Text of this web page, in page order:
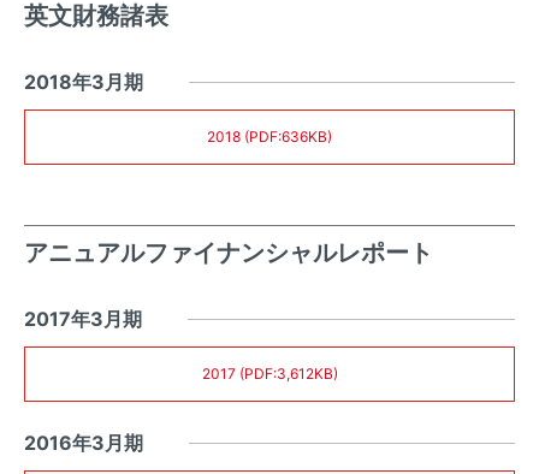
英文財務諸表
2018年3月期
2018 (PDF:636KB)
アニュアルファイナンシャルレポート
2017年3月期
2017 (PDF:3,612KB)
2016年3月期